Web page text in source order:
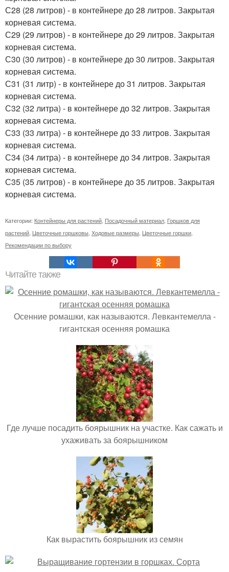
С28 (28 литров) - в контейнере до 28 литров. Закрытая
корневая система.
С29 (29 литров) - в контейнере до 29 литров. Закрытая
корневая система.
С30 (30 литров) - в контейнере до 30 литров. Закрытая
корневая система.
С31 (31 литр) - в контейнере до 31 литров. Закрытая
корневая система.
С32 (32 литра) - в контейнере до 32 литров. Закрытая
корневая система.
С33 (33 литра) - в контейнере до 33 литров. Закрытая
корневая система.
С34 (34 литра) - в контейнере до 34 литров. Закрытая
корневая система.
С35 (35 литров) - в контейнере до 35 литров. Закрытая
корневая система.
Категории: Контейнеры для растений Посадочный материал Горшков для
растений Цветочные горшковы Ходовые размеры Цветочные горшки
Рекомендации по выбору
Читайте также
Осенние ромашки, как называются. Левкантемелла -
гигантская осенняя ромашка
Где лучше посадить боярышник на участке. Как сажать и
ухаживать за боярышником
Как вырастить боярышник из семян